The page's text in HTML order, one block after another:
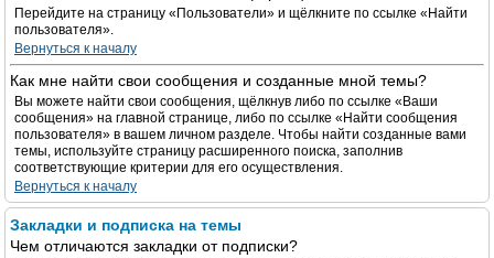
Перейдите на страницу «Пользователи» и щёлкните по ссылке «Найти
пользователя».
Вернуться к началу
Как мне найти свои сообщения и созданные мной темы?
Вы можете найти свои сообщения, щёлкнув либо по ссылке «Ваши
сообщения» на главной странице, либо по ссылке «Найти сообщения
пользователя» в вашем личном разделе. Чтобы найти созданные вами
темы, используйте страницу расширенного поиска, заполнив
соответствующие критерии для его осуществления.
Вернуться к началу
Закладки и подписка на темы
Чем отличаются закладки от подписки?